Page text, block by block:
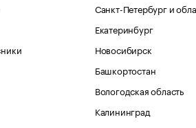
Санкт-Петербург и
Екатеринбург
Новосибирск
Башкортостан
Вологодская область
Калининград